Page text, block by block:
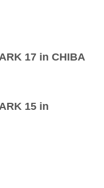
17 in CHIBA
15 in